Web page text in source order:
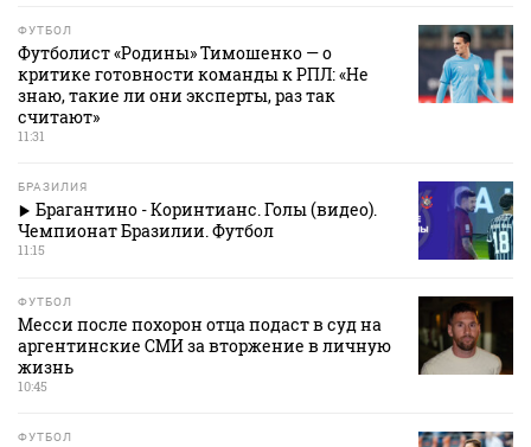
ФУТБОЛ
Футболист «Родины» Тимошенко — о
критике готовности команды к РПЛ: «Не
знаю, такие ли они эксперты, раз так
считают»
11:31
БРАЗИЛИЯ
Брагантино - Коринтианс. Голы (видео).
Чемпионат Бразилии. Футбол
11:15
ФУТБОЛ
Месси после похорон отца подаст в суд на
аргентинские СМИ за вторжение в личную
жизнь
10:45
ФУТБОЛ